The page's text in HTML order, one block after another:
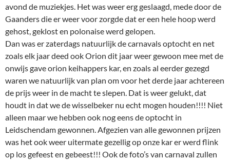
avond de muziekjes. Het was weer erg geslaagd, mede door de
Gaanders die er weer voor zorgde dat er een hele hoop werd
gehost, geklost en polonaise werd gelopen.
Dan was er zaterdags natuurlijk de carnavals optocht en net
zoals elk jaar deed ook Orion dit jaar weer gewoon mee met de
onwijs gave orion keihappers kar, en zoals al eerder gezegd
waren we natuurlijk van plan om voor het derde jaar achtereen
de prijs weer in de macht te slepen. Dat is weer gelukt, dat
houdt in dat we de wisselbeker nu echt mogen houden!!!! Niet
alleen maar we hebben ook nog eens de optocht in
Leidschendam gewonnen. Afgezien van alle gewonnen prijzen
was het ook weer uitermate gezellig op onze kar er werd flink
op los gefeest en gebeest!!! Ook de foto’s van carnaval zullen